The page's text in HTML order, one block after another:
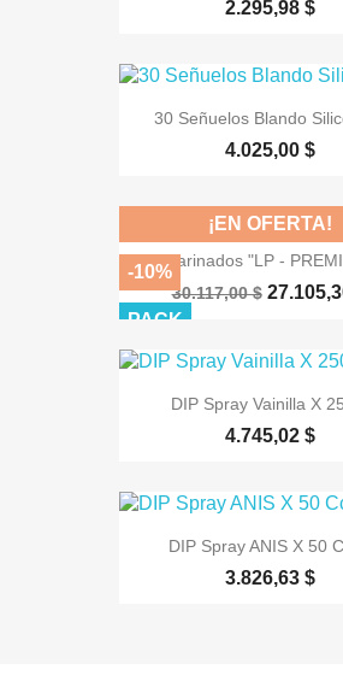
2.295,98 $
30 Señuelos Blando
4.025,00 $
3 Harinados "LP -
30.117,00 $
¡EN OFERTA!
-10%
PACK
DIP Spray Vainilla X
4.745,02 $
DIP Spray ANIS X 50
3.826,63 $